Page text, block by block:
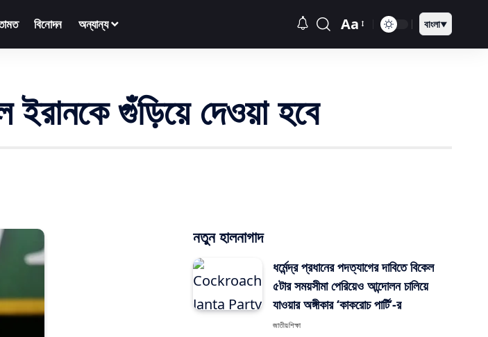
বিনোদন অন্যান্য Aa বাংলা▼
ইরানকে গুঁড়িয়ে দেওয়া হবে
নতুন হালনাগাদ
ধর্মেন্দ্র প্রধানের পদত্যাগের দাবিতে বিকেল
৫টার সময়সীমা পেরিয়েও আন্দোলন চালিয়ে
যাওয়ার অঙ্গীকার ‘কাকরোচ পার্টি’-র
জাতীয়শিক্ষা